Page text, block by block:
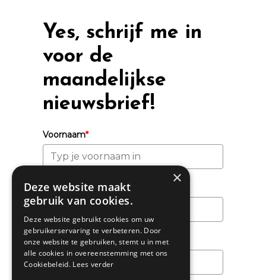
Yes, schrijf me in
voor de
maandelijkse
nieuwsbrief!
Voornaam*
Achternaam
Email*
×
Deze website maakt
gebruik van cookies.
Deze website gebruikt cookies om uw
gebruikerservaring te verbeteren. Door
onze website te gebruiken, stemt u in met
alle cookies in overeenstemming met ons
Cookiebeleid. Lees verder